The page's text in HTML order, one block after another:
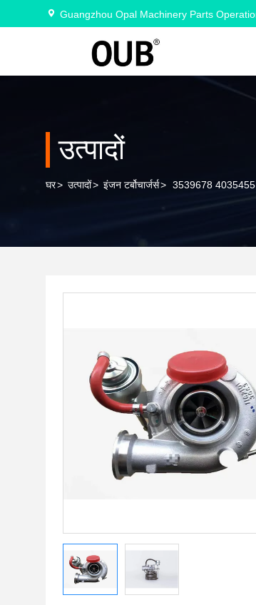
Guangzhou Opal Machinery Parts
उत्पादों
घर> उत्पादों> इंजन टर्बोचार्जर्स> 3539678 4035455